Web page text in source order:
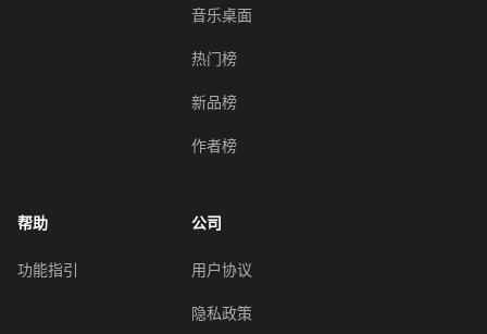
音乐桌面
热门榜
新品榜
作者榜
帮助
功能指引
公司
用户协议
隐私政策